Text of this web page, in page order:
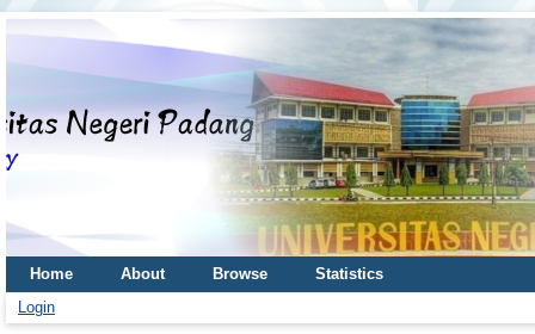
Home About Browse
Statistics
Login